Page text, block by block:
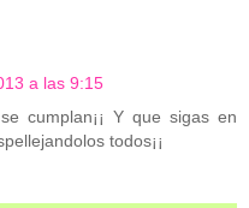
a las 9:15
cumplan¡¡ Y que sigas en
todos¡¡